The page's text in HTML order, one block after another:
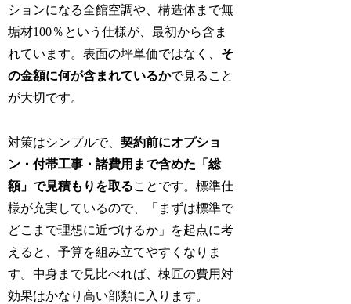
ションになる全館空調や、構造体まで無
垢材100％という仕様が、最初から含ま
れています。表面の坪単価ではなく、 そ
の金額に何が含まれているかで見ること
が大切です。
対策はシンプルで、契約前にオプショ
ン・付帯工事・諸費用まで含めた「総
額」で見積もりを取ることです。標準仕
様が充実しているので、「まずは標準で
どこまで理想に近づけるか」を起点に考
えると、予算を組み立てやすくなりま
す。中身まで見比べれば、棟匠の費用対
効果はかなり高い部類に入ります。